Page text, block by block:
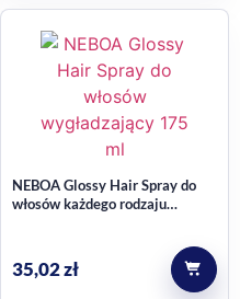
NEBOA Glossy Hair Spray do
włosów każdego rodzaju
35,02zł